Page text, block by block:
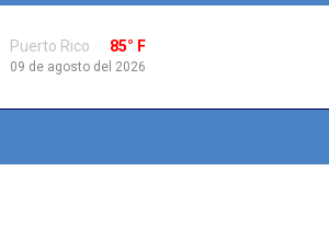
Puerto Rico 85° F
09 de agosto del 2026